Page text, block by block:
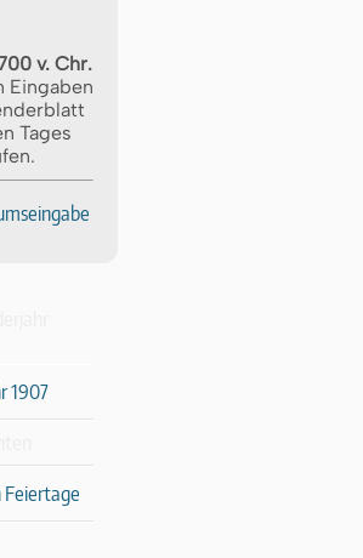
v. Chr.
Eingaben
Tages
1907
Feiertage